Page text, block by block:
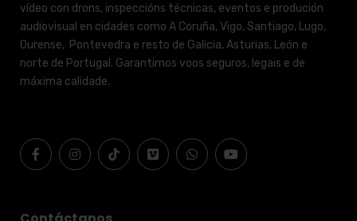
vídeo con drons, inspeccións técnicas, eventos e produción
audiovisual en cidades como A Coruña, Vigo, Santiago, Lugo,
Ourense, Pontevedra e resto de Galicia, Asturias, León e
norte de Portugal. Garantimos voos seguros, legais e de
máxima calidade.